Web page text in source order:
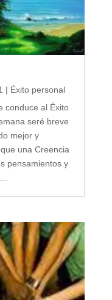
| Éxito personal
conduce al Éxito
seré breve
mejor y
una Creencia
pensamientos y